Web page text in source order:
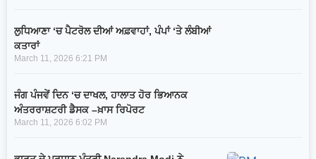
ਲੁਧਿਆਣਾ ‘ਚ ਪੈਟਰੋਲ ਦੀਆਂ ਅਫ਼ਵਾਹਾਂ, ਪੰਪਾਂ ‘ਤੇ ਲੰਬੀਆਂ
ਕਤਾਰਾਂ
March 11, 2026 6:21 PM
ਜੰਗ ਪੰਜਵੇਂ ਦਿਨ ‘ਚ ਦਾਖਲ, ਹਾਲਾਤ ਹੋਰ ਭਿਆਨਕ
ਅੰਤਰਰਾਸ਼ਟਰੀ ਡੈਸਕ –ਖ਼ਾਸ ਰਿਪੋਰਟ
March 11, 2026 6:02 PM